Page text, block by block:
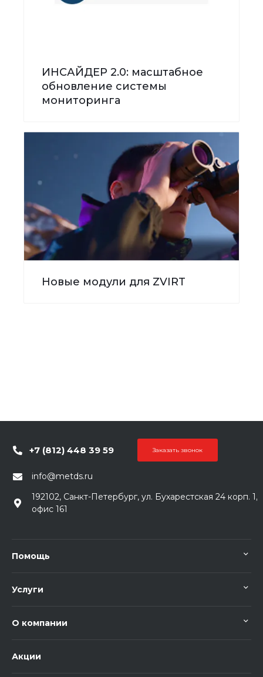
ИНСАЙДЕР 2.0: масштабное
обновление системы
мониторинга
Новые модули для ZVIRT
+7 (812) 448 39 59 Заказать звонок
info@metds.ru
192102, Санкт-Петербург, ул. Бухарестская 24 корп. 1,
офис 161
Помощь
Услуги
О компании
Акции